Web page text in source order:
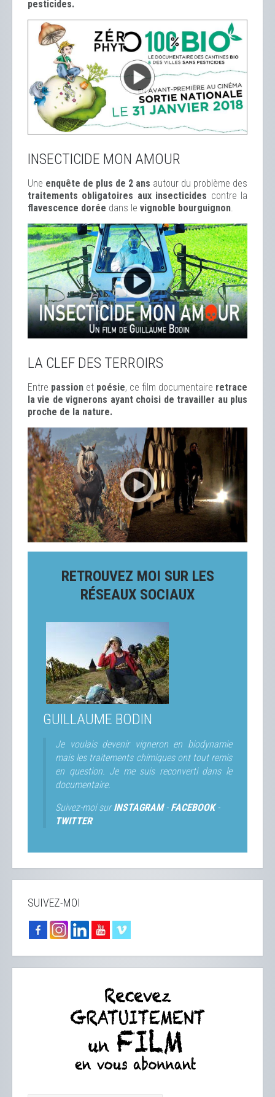
pesticides.
INSECTICIDE MON AMOUR
Une enquête de plus de 2 ans autour du problème des
traitements obligatoires aux insecticides contre la
flavescence dorée dans le vignoble bourguignon.
LA CLEF DES TERROIRS
Entre passion et poésie, ce film documentaire retrace
la vie de vignerons ayant choisi de travailler au plus
proche de la nature.
RETROUVEZ MOI SUR LES
RÉSEAUX SOCIAUX
GUILLAUME BODIN
Je voulais devenir vigneron en biodynamie
mais les traitements chimiques ont tout remis
en question. Je me suis reconverti dans le
documentaire.
Suivez-moi surINSTAGRAM- FACEBOOK-
TWITTER
SUIVEZ-MOI